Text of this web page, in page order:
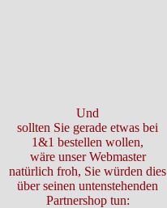
Und
sollten Sie gerade etwas bei
1&1 bestellen wollen,
wäre unser Webmaster
natürlich froh, Sie würden dies
über seinen untenstehenden
Partnershop tun: